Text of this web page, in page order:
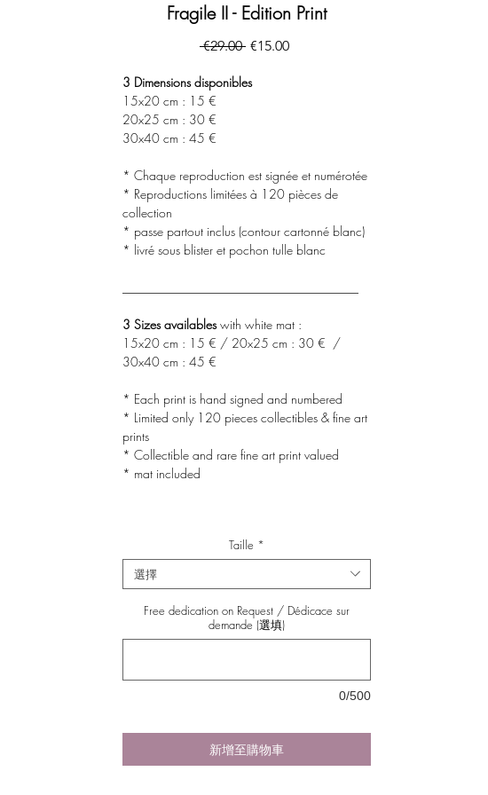
Fragile II - Edition Print
€29.00 一
價
€15.00促
3 Dimensions disponibles
15x20 cm : 15 €
20x25 cm : 30 €
30x40 cm : 45 €
* Chaque reproduction est signée et numérotée
* Reproductions limitées à 120 pièces de
collection
* passe partout inclus (contour cartonné blanc)
* livré sous blister et pochon tulle blanc
3 Sizes availableswith white mat :
15x20 cm : 15 € / 20x25 cm : 30 € /
30x40 cm : 45 €
* Each print is hand signed and numbered
* Limited only 120 pieces collectibles & fine art
prints
* Collectible and rare fine art print valued
* mat included
Taille *
選擇
Free dedication on Request / Dédicace sur
demande (選填)
0/500
新增至購物車